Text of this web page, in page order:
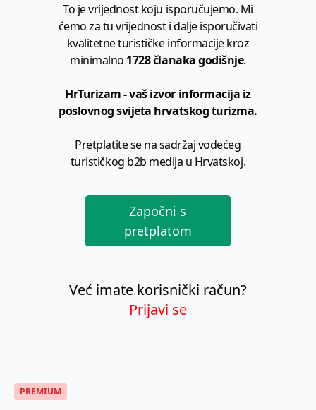
To je vrijednost koju isporučujemo. Mi
ćemo za tu vrijednost i dalje isporučivati
kvalitetne turističke informacije kroz
minimalno 1728 članaka godišnje.
HrTurizam - vaš izvor informacija iz
poslovnog svijeta hrvatskog turizma.
Pretplatite se na sadržaj vodećeg
turističkog b2b medija u Hrvatskoj.
Započni s
pretplatom
Već imate korisnički račun?
Prijavi se
PREMIUM